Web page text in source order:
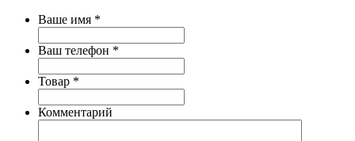
Ваше имя *
Ваш телефон *
Товар *
Комментарий